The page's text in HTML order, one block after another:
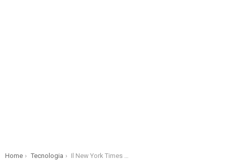
You are here:
Home Tecnologia Il New York Times fa causa a Microsoft e OpenAI per aver utilizzato i suoi articoli per addestrare l’intelligenza artificiale